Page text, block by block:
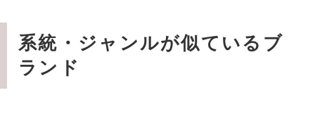
系統・ジャンルが似ているブ
ランド